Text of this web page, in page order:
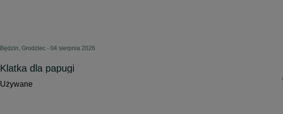
Będzin, Grodziec - 04 sierpnia 2026
Klatka dla papugi
Używane